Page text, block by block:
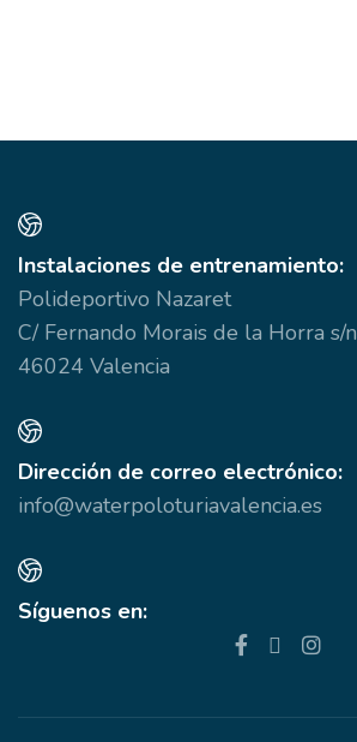
Instalaciones de entrenamiento:
Polideportivo Nazaret
C/ Fernando Morais de la Horra s/n
46024 Valencia
Dirección de correo electrónico:
info@waterpoloturiavalencia.es
Síguenos en: